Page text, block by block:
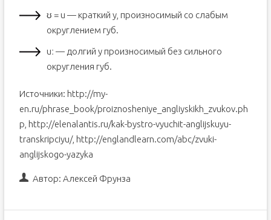
ʊ = u — краткий у, произносимый со слабым
округлением губ.
uː — долгий у произносимый без сильного
округления губ.
Источники: http://my-
en.ru/phrase_book/proiznosheniye_angliyskikh_zvukov.ph
p, http://elenalantis.ru/kak-bystro-vyuchit-anglijskuyu-
transkripciyu/, http://englandlearn.com/abc/zvuki-
anglijskogo-yazyka
Автор: Алексей Фрунза